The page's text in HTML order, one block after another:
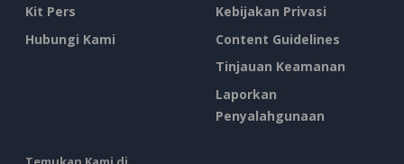
Kit Pers
Hubungi Kami
Kebijakan Privasi
Content Guidelines
Tinjauan Keamanan
Laporkan
Penyalahgunaan